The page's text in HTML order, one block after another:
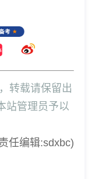
转载请保留出
站管理员予以
任编辑:sdxbc)